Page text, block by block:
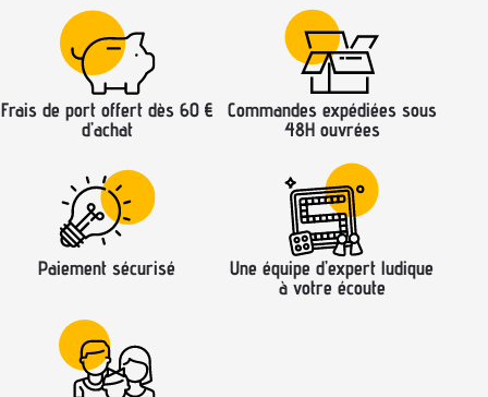
Frais de port offert dès 60 €
d’achat
Commandes expédiées sous
48H ouvrées
Paiement sécurisé
Une équipe d’expert ludique
à votre écoute